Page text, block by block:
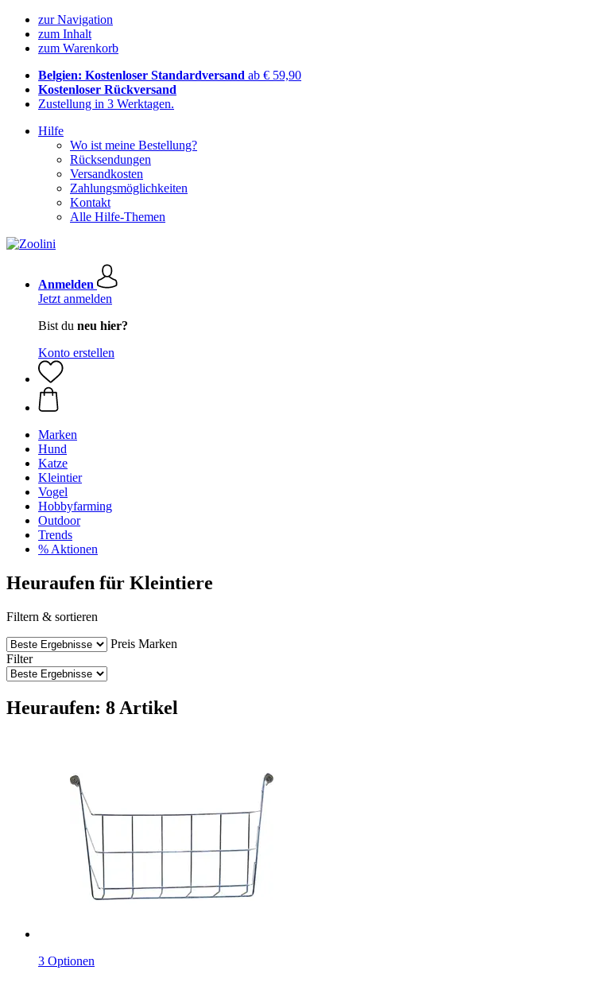
zur Navigation
zum Inhalt
zum Warenkorb
Belgien: Kostenloser Standardversand ab € 59,90
Kostenloser Rückversand
Zustellung in 3 Werktagen.
Hilfe
Wo ist meine Bestellung?
Rücksendungen
Versandkosten
Zahlungsmöglichkeiten
Kontakt
Alle Hilfe-Themen
Anmelden
Jetzt anmelden
Bist du neu hier?
Konto erstellen
Marken
Hund
Katze
Kleintier
Vogel
Hobbyfarming
Outdoor
Trends
% Aktionen
Heuraufen für Kleintiere
Filtern & sortieren
Preis Marken
Filter
Heuraufen: 8 Artikel
3 Optionen